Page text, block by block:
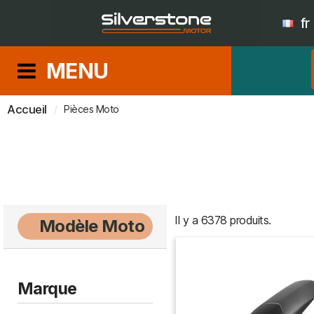
fr
MENU
Accueil Pièces Moto
Modèle Moto
Marque
Il y a 6378 produits.